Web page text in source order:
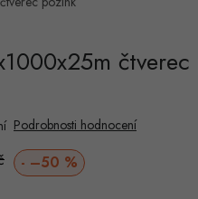
čtverec
Podrobnosti hodnocení
–50 %